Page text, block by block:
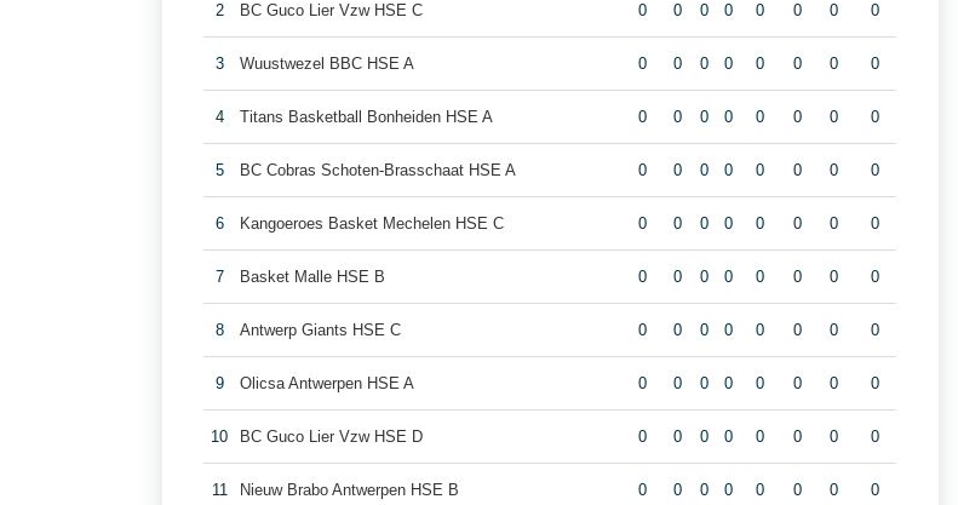
2 BC Guco Lier Vzw HSE C 0 0 0 0 0 0 0 0
3 Wuustwezel BBC HSE A 0 0 0 0 0 0 0 0
4 Titans Basketball Bonheiden HSE A 0 0 0 0 0 0 0 0
5 BC Cobras Schoten-Brasschaat HSE A 0 0 0 0 0 0 0 0
6 Kangoeroes Basket Mechelen HSE C 0 0 0 0 0 0 0 0
7 Basket Malle HSE B 0 0 0 0 0 0 0 0
8 Antwerp Giants HSE C 0 0 0 0 0 0 0 0
9 Olicsa Antwerpen HSE A 0 0 0 0 0 0 0 0
10 BC Guco Lier Vzw HSE D 0 0 0 0 0 0 0 0
11 Nieuw Brabo Antwerpen HSE B 0 0 0 0 0 0 0 0